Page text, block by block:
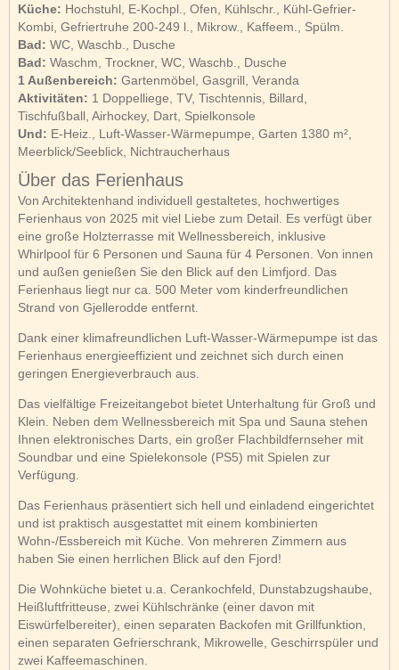
Küche: Hochstuhl, E-Kochpl., Ofen, Kühlschr., Kühl-Gefrier-
Kombi, Gefriertruhe 200-249 l., Mikrow., Kaffeem., Spülm.
Bad: WC, Waschb., Dusche
Bad: Waschm, Trockner, WC, Waschb., Dusche
1 Außenbereich: Gartenmöbel, Gasgrill, Veranda
Aktivitäten: 1 Doppelliege, TV, Tischtennis, Billard,
Tischfußball, Airhockey, Dart, Spielkonsole
Und: E-Heiz., Luft-Wasser-Wärmepumpe, Garten 1380 m²,
Meerblick/Seeblick, Nichtraucherhaus
Über das Ferienhaus
Von Architektenhand individuell gestaltetes, hochwertiges
Ferienhaus von 2025 mit viel Liebe zum Detail. Es verfügt über
eine große Holzterrasse mit Wellnessbereich, inklusive
Whirlpool für 6 Personen und Sauna für 4 Personen. Von innen
und außen genießen Sie den Blick auf den Limfjord. Das
Ferienhaus liegt nur ca. 500 Meter vom kinderfreundlichen
Strand von Gjellerodde entfernt.
Dank einer klimafreundlichen Luft-Wasser-Wärmepumpe ist das
Ferienhaus energieeffizient und zeichnet sich durch einen
geringen Energieverbrauch aus.
Das vielfältige Freizeitangebot bietet Unterhaltung für Groß und
Klein. Neben dem Wellnessbereich mit Spa und Sauna stehen
Ihnen elektronisches Darts, ein großer Flachbildfernseher mit
Soundbar und eine Spielekonsole (PS5) mit Spielen zur
Verfügung.
Das Ferienhaus präsentiert sich hell und einladend eingerichtet
und ist praktisch ausgestattet mit einem kombinierten
Wohn-/Essbereich mit Küche. Von mehreren Zimmern aus
haben Sie einen herrlichen Blick auf den Fjord!
Die Wohnküche bietet u.a. Cerankochfeld, Dunstabzugshaube,
Heißluftfritteuse, zwei Kühlschränke (einer davon mit
Eiswürfelbereiter), einen separaten Backofen mit Grillfunktion,
einen separaten Gefrierschrank, Mikrowelle, Geschirrspüler und
zwei Kaffeemaschinen.